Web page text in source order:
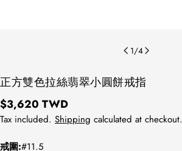
1/4
正方雙色拉絲翡翠小圓餅戒指
Regular
price
$3,620 TWD
Tax included. Shipping calculated at checkout.
戒圍:#11.5